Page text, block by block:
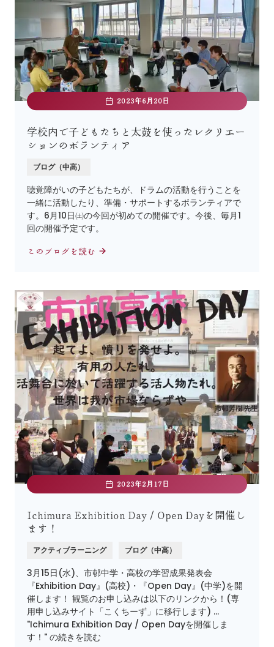
2023年6月20日
学校内で子どもたちと太鼓を使ったレクリエー
ションのボランティア
ブログ（中高）
聴覚障がいの子どもたちが、ドラムの活動を行うことを
一緒に活動したり、準備・サポートするボランティアで
す。6月10日㈯の今回が初めての開催です。今後、毎月1
回の開催予定です。
このブログを読む
2023年2月17日
Ichimura Exhibition Day / Open Dayを開催し
ます！
アクティブラーニング ブログ（中高）
3月15日(水)、市邨中学・高校の学習成果発表会
『Exhibition Day』(高校)・『Open Day』(中学)を開
催します！ 観覧のお申し込みは以下のリンクから！(専
用申し込みサイト「こくちーず」に移行します) …
"Ichimura Exhibition Day / Open Dayを開催しま
す！" の続きを読む